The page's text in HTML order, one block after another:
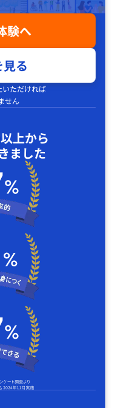
験へ
る
ただければ
せん
以上から
ました